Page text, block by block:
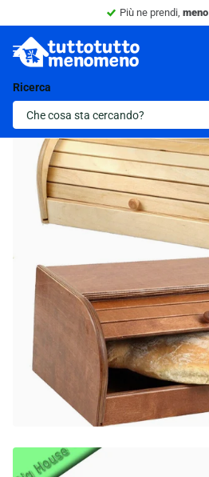
Più ne prendi, meno
Ricerca